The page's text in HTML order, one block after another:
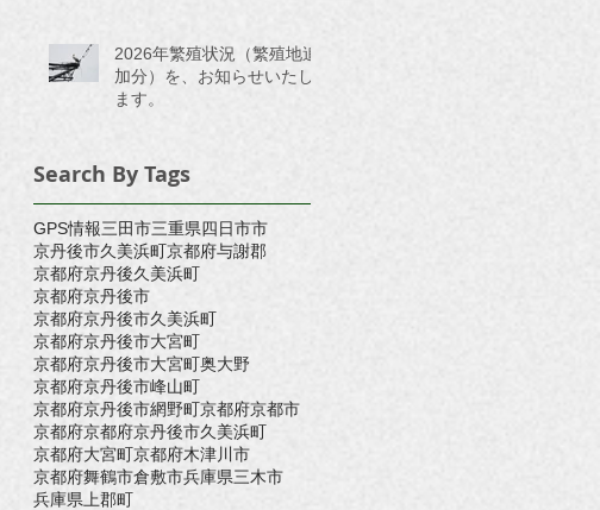
2026年繁殖状況（繁殖地追
加分）を、お知らせいたし
ます。
Search By Tags
GPS情報三田市三重県四日市市
京丹後市久美浜町京都府与謝郡
京都府京丹後久美浜町
京都府京丹後市
京都府京丹後市久美浜町
京都府京丹後市大宮町
京都府京丹後市大宮町奥大野
京都府京丹後市峰山町
京都府京丹後市網野町京都府京都市
京都府京都府京丹後市久美浜町
京都府大宮町京都府木津川市
京都府舞鶴市倉敷市兵庫県三木市
兵庫県上郡町